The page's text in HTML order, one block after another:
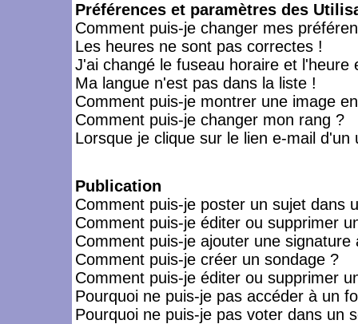
Préférences et paramètres des
Comment puis-je changer mes
Les heures ne sont pas correctes !
J'ai changé le fuseau horaire et l'heure
Ma langue n'est pas dans la liste !
Comment puis-je montrer une image
Comment puis-je changer mon rang ?
Lorsque je clique sur le lien e-mail
Publication
Comment puis-je poster un sujet dans
Comment puis-je éditer ou supprimer
Comment puis-je ajouter une signature
Comment puis-je créer un sondage ?
Comment puis-je éditer ou supprimer
Pourquoi ne puis-je pas accéder à un
Pourquoi ne puis-je pas voter dans un